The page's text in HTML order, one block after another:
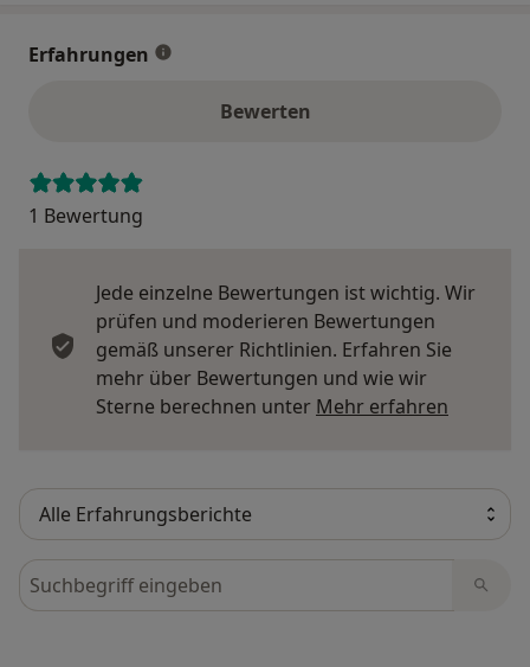
Erfahrungen
Bewerten
1 Bewertung
Jede einzelne Bewertungen ist wichtig. Wir
prüfen und moderieren Bewertungen
gemäß unserer Richtlinien. Erfahren Sie
mehr über Bewertungen und wie wir
Sterne berechnen unter Mehr erfahren
Bewertungen durchsuchen